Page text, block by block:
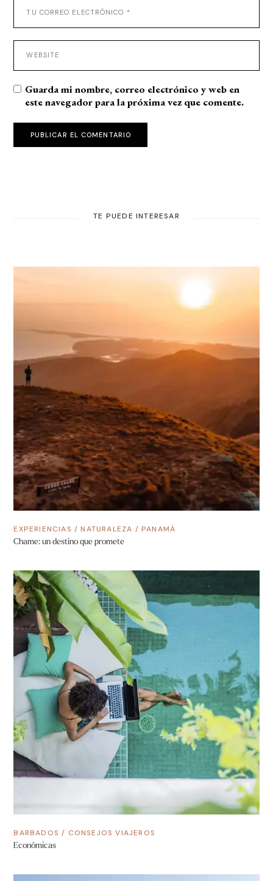
Guarda mi nombre, correo electrónico y web en
este navegador para la próxima vez que comente.
PUBLICAR EL COMENTARIO
TE PUEDE INTERESAR
EXPERIENCIAS /NATURALEZA /PANAMÁ
Chame: un destino que promete
BARBADOS / CONSEJOS VIAJEROS
Económicas